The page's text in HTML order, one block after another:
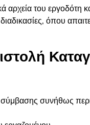
αρχεία του εργοδότη
όπου
συνήθως